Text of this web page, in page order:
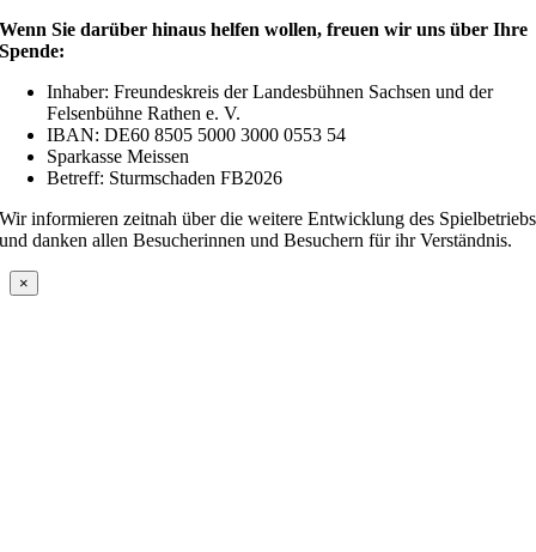
Wenn Sie darüber hinaus helfen wollen, freuen wir uns über Ihre
Spende:
Inhaber: Freundeskreis der Landesbühnen Sachsen und der
Felsenbühne Rathen e. V.
IBAN: DE60 8505 5000 3000 0553 54
Sparkasse Meissen
Betreff: Sturmschaden FB2026
Wir informieren zeitnah über die weitere Entwicklung des Spielbetriebs
und danken allen Besucherinnen und Besuchern für ihr Verständnis.
×